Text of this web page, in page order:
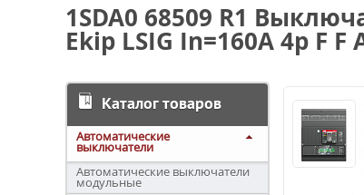
1SDA0 68509 R1
Ekip LSIG In=160A 4p F F
Каталог товаров
Автоматические
выключатели
Автоматические выключатели
модульные